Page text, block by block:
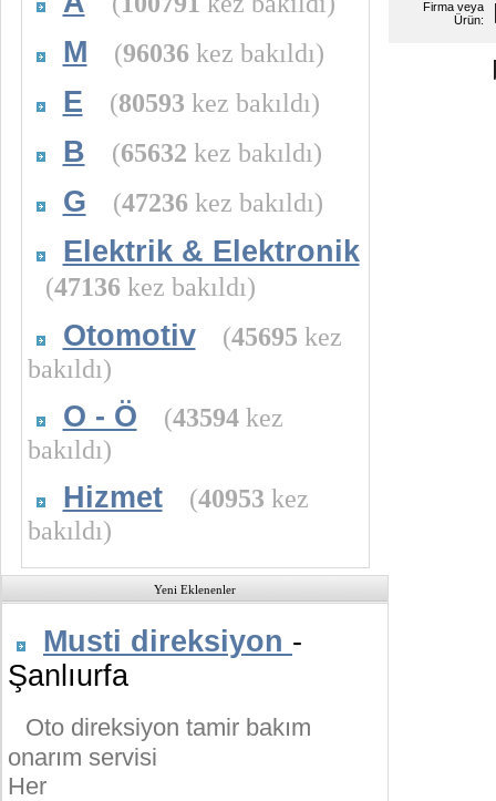
M (96036 kez bakıldı)
E (80593 kez bakıldı)
B (65632 kez bakıldı)
G (47236 kez bakıldı)
Elektrik & Elektronik
(47136 kez bakıldı)
Otomotiv (45695 kez
bakıldı)
O - Ö (43594kez
bakıldı)
Hizmet (40953 kez
bakıldı)
Yeni Eklenenler
Musti direksiyon -
Şanlıurfa
Oto direksiyon tamir bakım
onarım servisi
Her
Firma veya
Ürün: